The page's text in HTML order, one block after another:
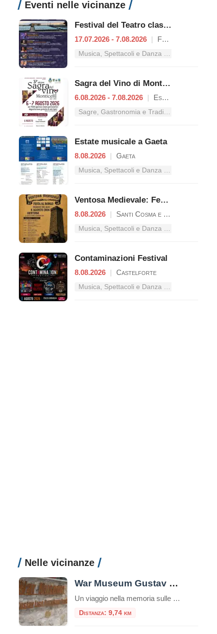
Eventi nelle vicinanze
Festival del Teatro classico
17.07.2026 - 7.08.2026 | Formia
Sagra del Vino di Monticelli
6.08.2026 - 7.08.2026 | Esperia
Estate musicale a Gaeta
8.08.2026 | Gaeta
Ventosa Medievale: Festa al Borgo
8.08.2026 | Santi Cosma e Damiano
Contaminazioni Festival
8.08.2026 | Castelforte
Nelle vicinanze
War Museum Gustav Line Garigliano Front
Un viaggio nella memoria sulle rive del Garigliano Nel cuore della provincia di Latina, immerso tra le colline che videro alcuni dei combattimenti più duri della Seconda Guerra Mondiale in Italia, sorge il War Museum Gustav Line – Garigliano Front, un piccolo ma prezioso museo storico dedicato alla memoria della Linea Gustav e ai tragici […]
Distanza: 9,74 km